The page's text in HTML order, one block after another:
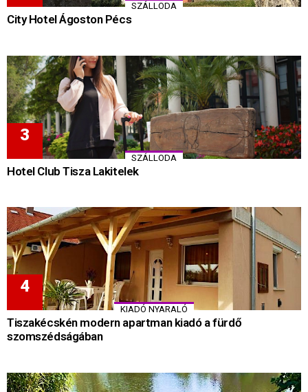
SZÁLLODA
City Hotel Ágoston Pécs
SZÁLLODA
Hotel Club Tisza Lakitelek
KIADÓ NYARALÓ
Tiszakécskén modern apartman kiadó a fürdő
szomszédságában